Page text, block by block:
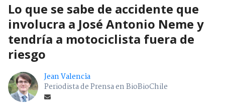
Lo que se sabe de accidente que
involucra a José Antonio Neme y
tendría a motociclista fuera de
riesgo
Jean Valencia
Periodista de Prensa en BioBioChile